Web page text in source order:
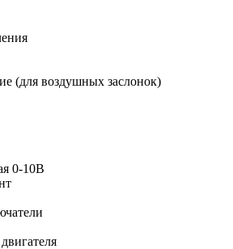
(для воздушных заслонок)
0-10В